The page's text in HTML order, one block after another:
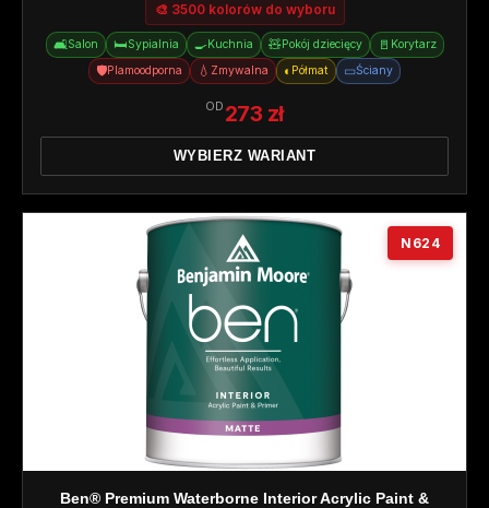
🎨 3500 kolorów do wyboru
🛋️Salon 🛏️Sypialnia 🍳Kuchnia 🧸Pokój dziecięcy 🚪 Korytarz
🛡️Plamoodporna 💧 Zmywalna ◐ Półmat ▭Ściany
OD 273 zł
WYBIERZ WARIANT
N624
Ben® Premium Waterborne Interior Acrylic Paint &